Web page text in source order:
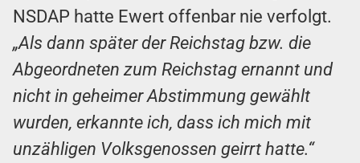
NSDAP hatte Ewert offenbar nie verfolgt.
„Als dann später der Reichstag bzw. die
Abgeordneten zum Reichstag ernannt und
nicht in geheimer Abstimmung gewählt
wurden, erkannte ich, dass ich mich mit
unzähligen Volksgenossen geirrt hatte.“